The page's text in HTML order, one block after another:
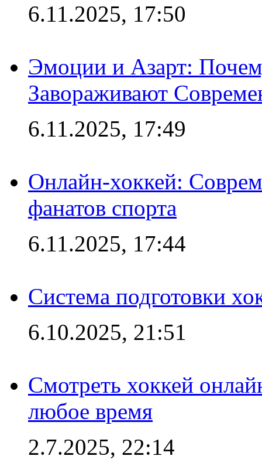
6.11.2025, 17:50
Эмоции и Азарт:
Завораживают
6.11.2025, 17:49
Онлайн-хоккей:
фанатов спорта
6.11.2025, 17:44
Система подготовки
6.10.2025, 21:51
Смотреть хоккей
любое время
2.7.2025, 22:14